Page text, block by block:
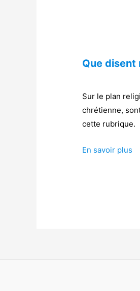
Que
Sur le plan
chrétienne,
cette rubrique.
En savoir plus